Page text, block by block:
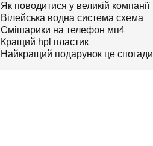
Як поводитися у великій компанії
Вілейська водна система схема
Смішарики на телефон мп4
Кращий hpl пластик
Найкращий подарунок це спогади